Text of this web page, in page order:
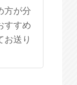
方が分
すすめ
お送り